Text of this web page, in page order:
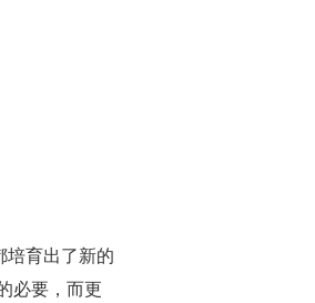
培育出了新的
必要，而更